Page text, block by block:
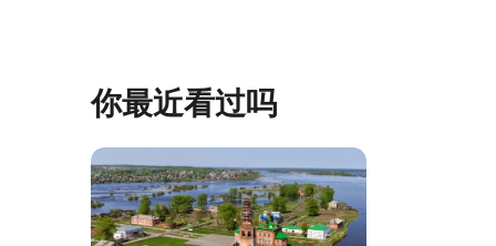
你最近看过吗